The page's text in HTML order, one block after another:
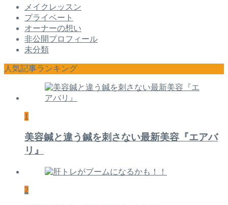
メイクレッスン
プライベート
オーナーの想い
非公開プロフィール
未分類
人気記事ランキング
1
美容鍼と違う鍼を刺さない最新美容『エアバ
リ』
2